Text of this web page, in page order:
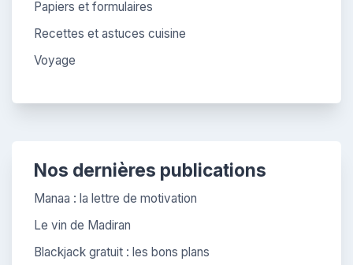
Papiers et formulaires
Recettes et astuces cuisine
Voyage
Nos dernières publications
Manaa : la lettre de motivation
Le vin de Madiran
Blackjack gratuit : les bons plans